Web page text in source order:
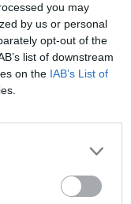
you may
by us or personal
opt-out of the
list of downstream
on the IAB’s List of
Ghana
0.215 €/
tarifs SMS